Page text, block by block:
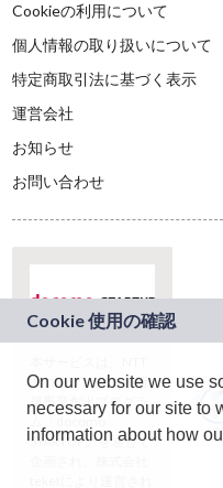
Cookieの利用について
個人情報の取り扱いについて
特定商取引法に基づく表示
運営会社
お知らせ
お問い合わせ
ドコモグループの新
規事業創出プログラ
ム「docomo
STARTUP」を通じて
On our website we use
necessary for our site to
information about how